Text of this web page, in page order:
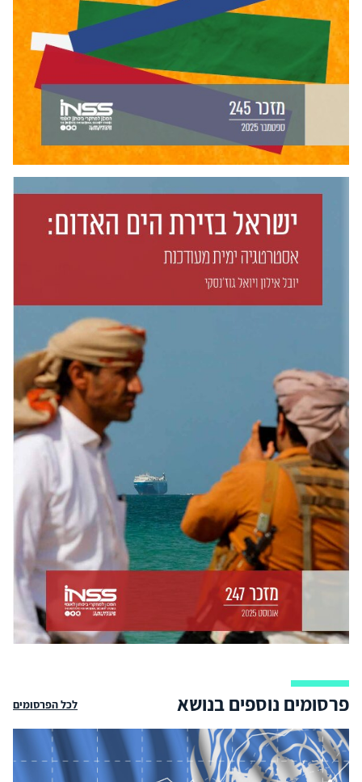
פרסומים נוספים בנושא לכל הפרסומים